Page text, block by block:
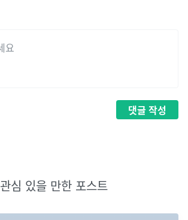
댓글 작성
관심 있을 만한 포스트